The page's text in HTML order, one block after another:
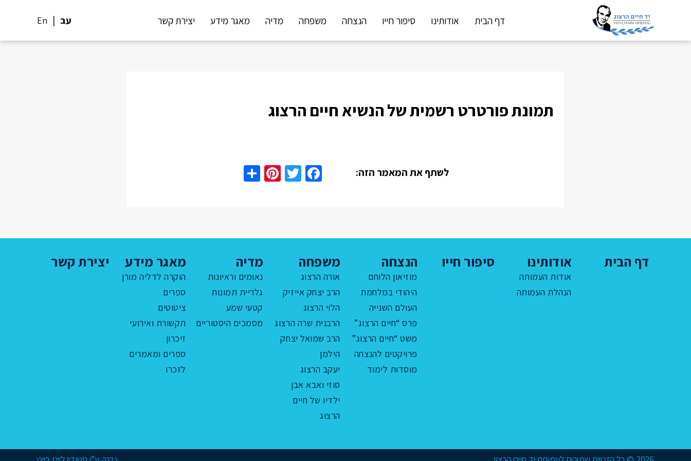
דף הבית אודותינו סיפור חייו הנצחה משפחה מדיה מאגר מידע יצירת קשר עב En
תמונת פורטרט רשמית של הנשיא חיים הרצוג
לשתף את המאמר הזה: Facebook
Twitter
Pinterest
דף הבית אודותינו
אודות העמותה
הנהלת העמותה
סיפור חייו הנצחה
מוזיאון הלוחם
היהודי במלחמת
העולם השנייה
פרס “חיים הרצוג”
משט “חיים הרצוג”
פרויקטים להנצחה
מוסדות לימוד
משפחה
אורה הרצוג
הרב יצחק אייזיק
הלוי הרצוג
הרבנית שרה הרצוג
הרב שמואל יצחק
הילמן
יעקב הרצוג
סוזי ואבא אבן
ילדיו של חיים
הרצוג
מדיה
נאומים וראיונות
גלריית תמונות
קטעי שמע
מסמכים היסטוריים
מאגר מידע
הוקרה לדליה מורן
ספרים
ציטוטים
תקשורת ואירועי
זיכרון
ספרים ומאמרים
לזכרו
יצירת קשר